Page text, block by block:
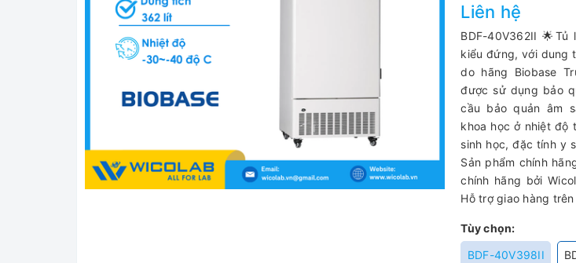
Liên hệ
BDF-40V362II
kiểu đứng, với dung
do hãng Biobase
được sử dụng bảo
cầu bảo quản âm
khoa học ở nhiệt độ
sinh học, đặc tính y
Sản phẩm chính
chính hãng bởi
Hỗ trợ giao hàng
Tùy chọn:
BDF-40V398II